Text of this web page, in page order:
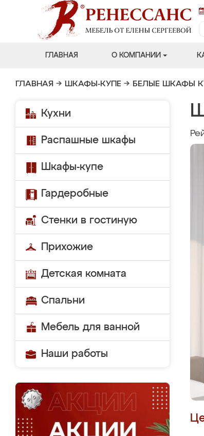
ГЛАВНАЯ О КОМПАНИИ
ГЛАВНАЯ → ШКАФЫ-КУПЕ → БЕЛЫЕ ШКАФЫ
Кухни
Распашные шкафы
Шкафы-купе
Гардеробные
Стенки в гостиную
Прихожие
Детская комната
Спальни
Мебель для ванной
Наши работы